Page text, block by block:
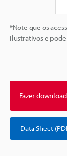
*Note que os
ilustrativos e
Fazer
Data Sheet